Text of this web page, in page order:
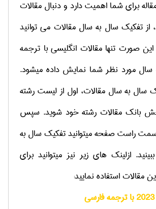
برای شما اهمیت دارد و دنبال مقالات
تفکیک سال به سال مقالات می توانید
این صورت تنها مقالات انگلیسی با ترجمه
سال مورد نظر شما نمایش داده میشود.
سال به سال مقالات، اول از لیست رشته
بانک مقالات رشته خود شوید. سپس
راست صفحه میتوانید تفکیک سال به
ازلینک های زیر نیز میتوانید برای
مقالات استفاده نمایید: